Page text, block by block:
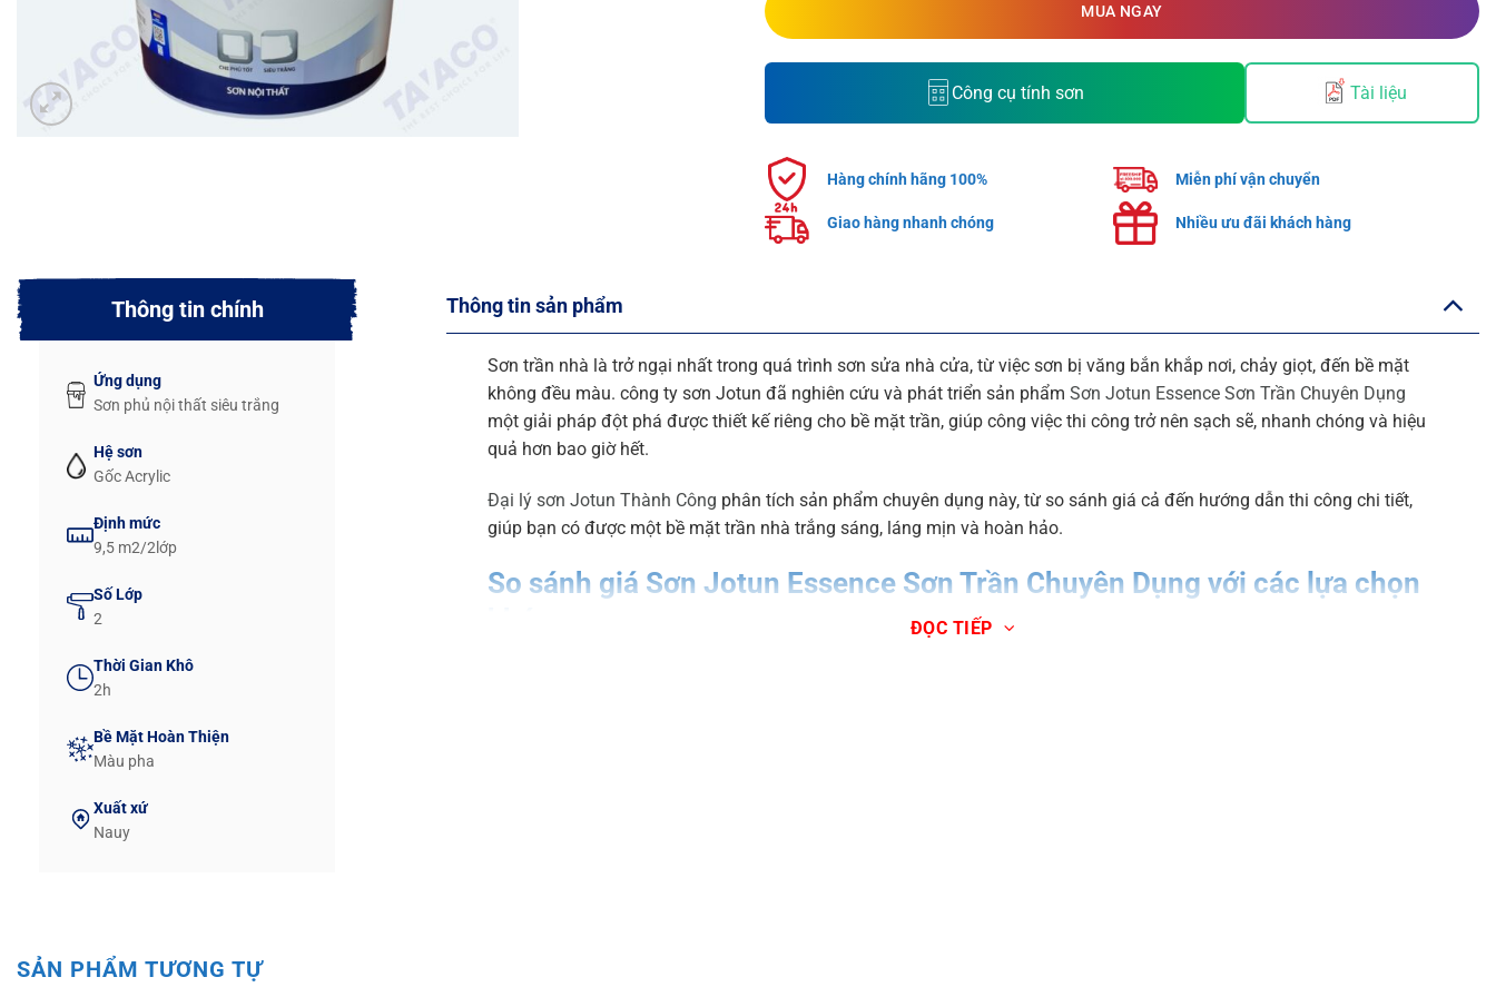
MUA NGAY
Tài liệu
Công cụ tính sơn
Hàng chính hãng 100% Miễn phí vận chuyển
Giao hàng nhanh chóng Nhiều ưu đãi khách hàng
Thông tin chính
Ứng dụng
Sơn phủ nội thất siêu trắng
Hệ sơn
Gốc Acrylic
Định mức
9,5 m2/2lớp
Số Lớp
2
Thời Gian Khô
2h
Bề Mặt Hoàn Thiện
Màu pha
Xuất xứ
Nauy
Thông tin sản phẩm
Sơn trần nhà là trở ngại nhất trong quá trình sơn sửa nhà cửa, từ việc sơn bị văng bắn khắp nơi, chảy giọt, đến bề mặt
không đều màu. công ty sơn Jotun đã nghiên cứu và phát triển sản phẩm Sơn Jotun Essence Sơn Trần Chuyên Dụng
một giải pháp đột phá được thiết kế riêng cho bề mặt trần, giúp công việc thi công trở nên sạch sẽ, nhanh chóng và hiệu
quả hơn bao giờ hết.
Đại lý sơn Jotun Thành Công phân tích sản phẩm chuyên dụng này, từ so sánh giá cả đến hướng dẫn thi công chi tiết,
giúp bạn có được một bề mặt trần nhà trắng sáng, láng mịn và hoàn hảo.
So sánh giá Sơn Jotun Essence Sơn Trần Chuyên Dụng với các lựa chọn
ĐỌC TIẾP
SẢN PHẨM TƯƠNG TỰ